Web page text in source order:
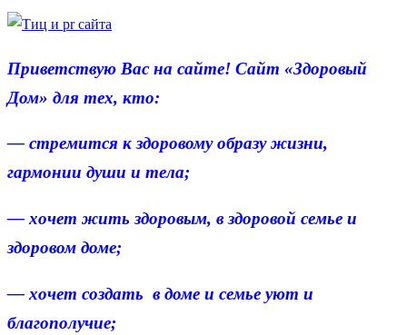
Приветствую Вас на сайте! Сайт «Здоровый
Дом» для тех, кто:
— стремится к здоровому образу жизни,
гармонии души и тела;
— хочет жить здоровым, в здоровой семье и
здоровом доме;
— хочет создать в доме и семье уют и
благополучие;